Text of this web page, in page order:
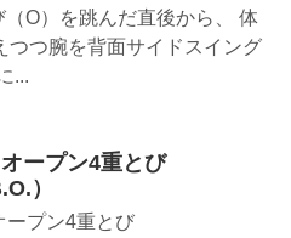
（O）を跳んだ直後から、 体
つつ腕を背面サイドスイング
...
ープン4重とび
）
ープン4重とび